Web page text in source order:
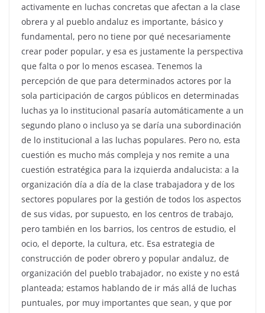
activamente en luchas concretas que afectan a la clase
obrera y al pueblo andaluz es importante, básico y
fundamental, pero no tiene por qué necesariamente
crear poder popular, y esa es justamente la perspectiva
que falta o por lo menos escasea. Tenemos la
percepción de que para determinados actores por la
sola participación de cargos públicos en determinadas
luchas ya lo institucional pasaría automáticamente a un
segundo plano o incluso ya se daría una subordinación
de lo institucional a las luchas populares. Pero no, esta
cuestión es mucho más compleja y nos remite a una
cuestión estratégica para la izquierda andalucista: a la
organización día a día de la clase trabajadora y de los
sectores populares por la gestión de todos los aspectos
de sus vidas, por supuesto, en los centros de trabajo,
pero también en los barrios, los centros de estudio, el
ocio, el deporte, la cultura, etc. Esa estrategia de
construcción de poder obrero y popular andaluz, de
organización del pueblo trabajador, no existe y no está
planteada; estamos hablando de ir más allá de luchas
puntuales, por muy importantes que sean, y que por